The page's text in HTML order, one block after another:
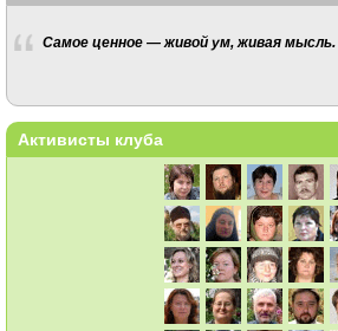
Самое ценное — живой ум, живая мысль.
Активисты клуба